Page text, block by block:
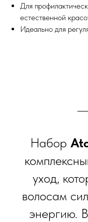
Для
естественной
Идеально для
Набор
уход,
волосам
энергию.